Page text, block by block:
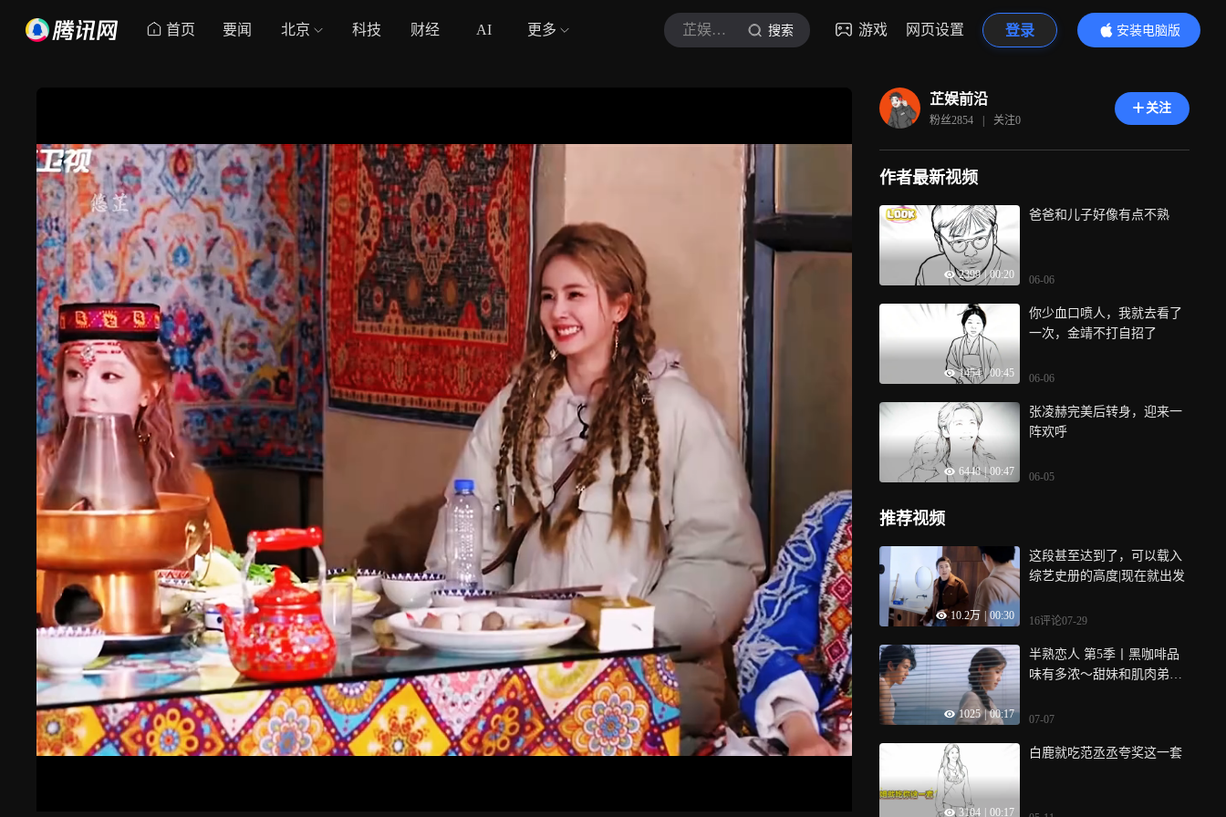
首页 要闻 北京 科技 财经 AI 更多 芷娱前沿 搜索 游戏 网页设置 登录
安装电脑版
内容更精彩
芷娱前沿
粉丝2854 | 关注0
关注
作者最新视频
2399 | 00:20
爸爸和儿子好像有点不熟
06-06
1454 | 00:45
你少血口喷人，我就去看了
一次，金靖不打自招了
06-06
6448 | 00:47
张凌赫完美后转身，迎来一
阵欢呼
06-05
推荐视频
10.2万 00:30
这段甚至达到了，可以载入
综艺史册的高度|现在就出发
16评论07-29
1025 | 00:17
半熟恋人 第5季丨黑咖啡品
味有多浓～甜妹和肌肉弟唱
07-07
3104 00:17
白鹿就吃范丞丞夸奖这一套